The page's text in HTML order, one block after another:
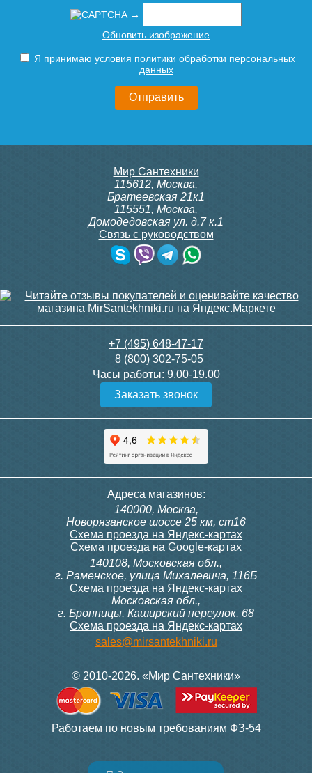
→
Обновить изображение
Я принимаю условия политики обработки персональных
данных
Мир Сантехники
115612, Москва,
Братеевская 21к1
115551, Москва,
Домодедовская ул. д.7 к.1
Связь с руководством
+7 (495) 648-47-17
8 (800) 302-75-05
Часы работы: 9.00-19.00
Заказать звонок
Адреса магазинов:
140000, Москва,
Новорязанское шоссе 25 км, ст16
Схема проезда на Яндекс-картах
Схема проезда на Google-картах
140108, Московская обл.,
г. Раменское, улица Михалевича, 116Б
Схема проезда на Яндекс-картах
Московская обл.,
г. Бронницы, Каширский переулок, 68
Схема проезда на Яндекс-картах
sales@mirsantekhniki.ru
© 2010-2026. «Мир Сантехники»
Работаем по новым требованиям ФЗ-54